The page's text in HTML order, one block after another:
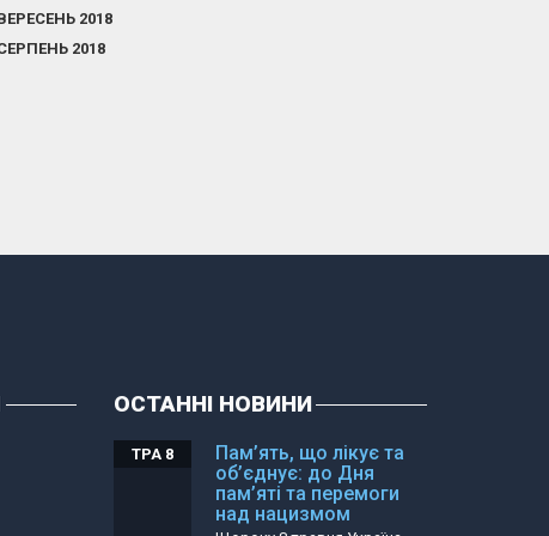
2018
2018
ОСТАННІ НОВИНИ
Пам’ять, що лікує та
об’єднує: до Дня
пам’яті та перемоги
над нацизмом
ТРА 8